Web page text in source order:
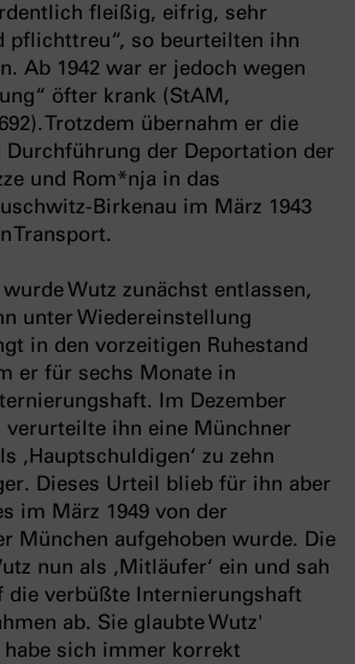
fleißig, eifrig, sehr
pflichttreu“, so beurteilten ihn
Ab 1942 war er jedoch wegen
öfter krank (StAM,
Trotzdem übernahm er die
Durchführung der Deportation der
und Rom*nja in das
Birkenau im März 1943
Transport.
Wutz zunächst entlassen,
unter Wiedereinstellung
in den vorzeitigen Ruhestand
er für sechs Monate in
Im Dezember
verurteilte ihn eine Münchner
‚Hauptschuldigen‘ zu zehn
Dieses Urteil blieb für ihn aber
im März 1949 von der
München aufgehoben wurde. Die
nun als ‚Mitläufer‘ ein und sah
die verbüßte Internierungshaft
ab. Sie glaubte Wutz'
habe sich immer korrekt